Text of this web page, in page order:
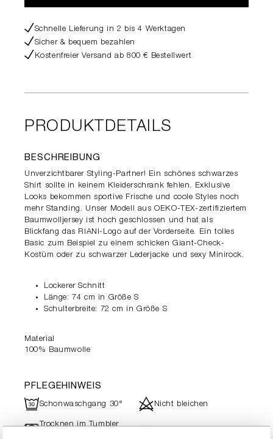
Schnelle Lieferung in 2 bis 4 Werktagen
Sicher & bequem bezahlen
Kostenfreier Versand ab 800 € Bestellwert
PRODUKTDETAILS
BESCHREIBUNG
Unverzichtbarer Styling-Partner! Ein schönes schwarzes
Shirt sollte in keinem Kleiderschrank fehlen. Exklusive
Looks bekommen sportive Frische und coole Styles noch
mehr Standing. Unser Modell aus OEKO-TEX-zertifiziertem
Baumwolljersey ist hoch geschlossen und hat als
Blickfang das RIANI-Logo auf der Vorderseite. Ein tolles
Basic zum Beispiel zu einem schicken Giant-Check-
Kostüm oder zu schwarzer Lederjacke und sexy Minirock.
Lockerer Schnitt
Länge: 74 cm in Größe S
Schulterbreite: 72 cm in Größe S
Material
100% Baumwolle
PFLEGEHINWEIS
RSchonwaschgang 30° d Nicht bleichen
-Trocknen im Tumbler
h